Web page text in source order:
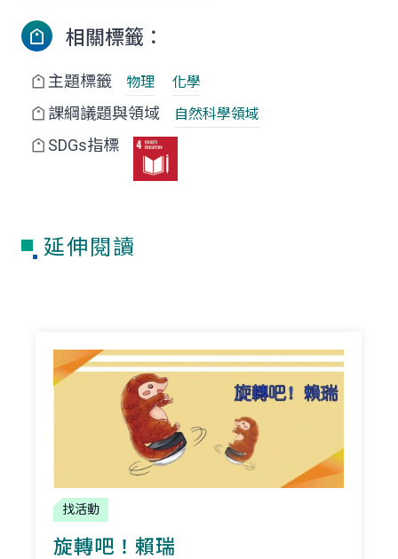
相關標籤：
主題標籤 物理 化學
課綱議題與領域 自然科學領域
SDGs指標
延伸閱讀
找活動
旋轉吧！賴瑞